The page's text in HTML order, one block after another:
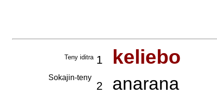
Teny iditra 1 keliebo
Sokajin-teny
2 anarana